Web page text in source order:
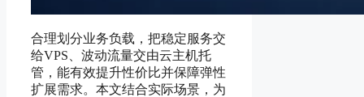
合理划分业务负载，把稳定服务交
给VPS、波动流量交由云主机托
管，能有效提升性价比并保障弹性
扩展需求。本文结合实际场景，为